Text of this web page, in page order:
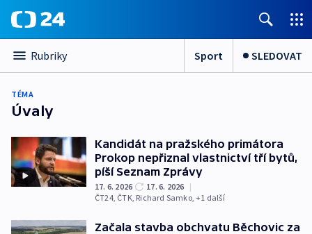
Rubriky Sport SLEDOVAT
TÉMA
Úvaly
Kandidát na pražského primátora
Prokop nepřiznal vlastnictví tří bytů,
píší Seznam Zprávy
17. 6. 2026 17. 6. 2026 |
ČT24, ČTK, Richard Samko, +1 další
Začala stavba obchvatu Běchovic za